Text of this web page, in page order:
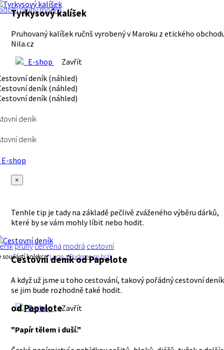
pruhymodrá
Tyrkysový kalíšek
Pruhovaný kalíšek ručnš vyrobený v Maroku z etického
Nila.cz
E-shop
Zavřít
deník
deník
shop
×
Tenhle tip je tady na základě pečlivě zváženého výběru dárků,
které by se vám mohly líbit nebo hodit.
pruhyčervená modrá cestovní
součástí kolekce:Lucie z Budeme se brát
Cestovní deníkod Papelote
A když už jsme u toho cestování, takový pořádný cestovní deník
se jim bude rozhodně také hodit.
E-shop Zavřít
od Papelote
"Papír tělem i duší."